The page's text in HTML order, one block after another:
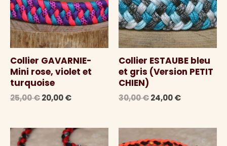
Collier GAVARNIE-
Mini rose, violet et
turquoise
25,00€Le
était :
25,00 €.
20,00€Le
est :
20,00 €.
Collier ESTAUBE bleu
et gris (Version PETIT
CHIEN)
30,00€Le
était :
30,00 €.
24,00€Le
est :
24,00 €.